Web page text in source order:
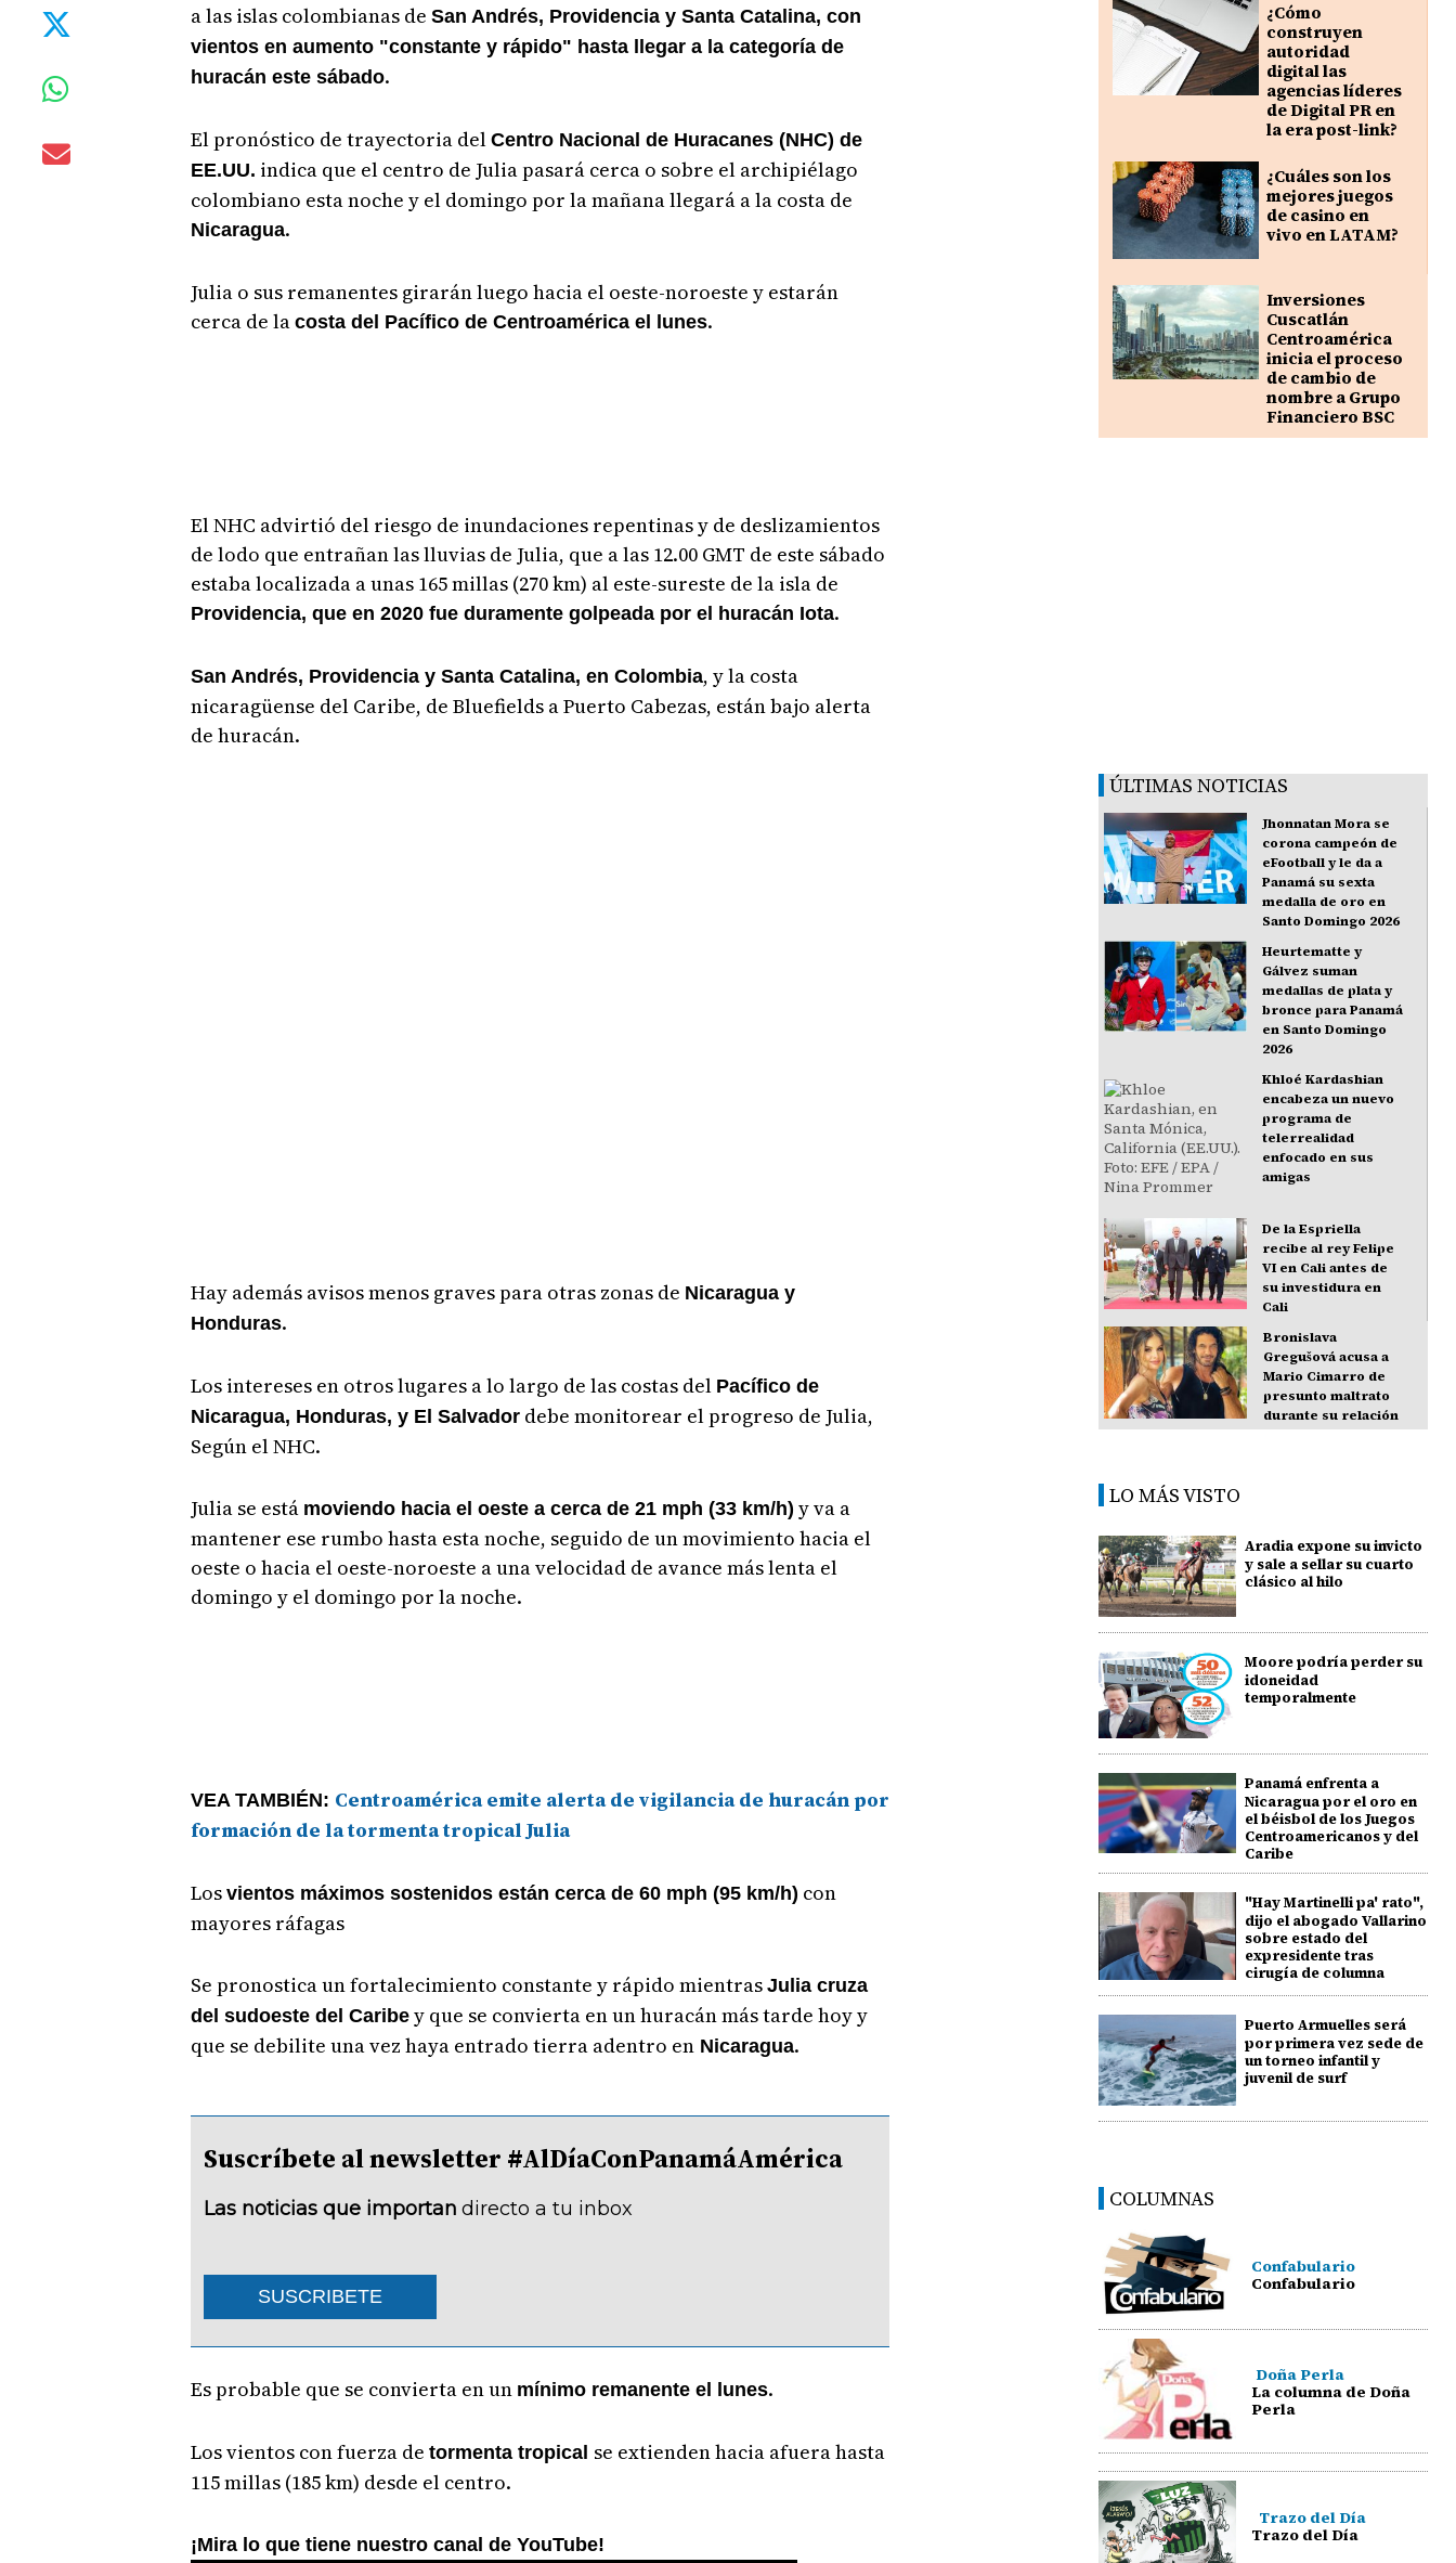
a las islas colombianas de San Andrés, Providencia y Santa Catalina, con
vientos en aumento "constante y rápido" hasta llegar a la categoría de
huracán este sábado.
El pronóstico de trayectoria del Centro Nacional de Huracanes (NHC) de
EE.UU. indica que el centro de Julia pasará cerca o sobre el archipiélago
colombiano esta noche y el domingo por la mañana llegará a la costa de
Nicaragua.
Julia o sus remanentes girarán luego hacia el oeste-noroeste y estarán
cerca de la costa del Pacífico de Centroamérica el lunes.
El NHC advirtió del riesgo de inundaciones repentinas y de deslizamientos
de lodo que entrañan las lluvias de Julia, que a las 12.00 GMT de este sábado
estaba localizada a unas 165 millas (270 km) al este-sureste de la isla de
Providencia, que en 2020 fue duramente golpeada por el huracán Iota.
San Andrés, Providencia y Santa Catalina, en Colombia, y la costa
nicaragüense del Caribe, de Bluefields a Puerto Cabezas, están bajo alerta
de huracán.
Hay además avisos menos graves para otras zonas de Nicaragua y
Honduras.
Los intereses en otros lugares a lo largo de las costas del Pacífico de
Nicaragua, Honduras, y El Salvadordebe monitorear el progreso de Julia,
Según el NHC.
Julia se está moviendo hacia el oeste a cerca de 21 mph (33 km/h) y va a
mantener ese rumbo hasta esta noche, seguido de un movimiento hacia el
oeste o hacia el oeste-noroeste a una velocidad de avance más lenta el
domingo y el domingo por la noche.
VEA TAMBIÉN: Centroamérica emite alerta de vigilancia de huracán por
formación de la tormenta tropical Julia
Los vientos máximos sostenidos están cerca de 60 mph (95 km/h) con
mayores ráfagas
Se pronostica un fortalecimiento constante y rápido mientras Julia cruza
del sudoeste del Caribey que se convierta en un huracán más tarde hoy y
que se debilite una vez haya entrado tierra adentro en Nicaragua.
Suscríbete al newsletter #AlDíaConPanamáAmérica
Las noticias que importan directo a tu inbox
SUSCRIBETE
Es probable que se convierta en un mínimo remanente el lunes.
Los vientos con fuerza de tormenta tropical se extienden hacia afuera hasta
115 millas (185 km) desde el centro.
¡Mira lo que tiene nuestro canal de YouTube!
¿Cómo
construyen
autoridad
digital las
agencias líderes
de Digital PR en
la era post-link?
¿Cuáles son los
mejores juegos
de casino en
vivo en LATAM?
Inversiones
Cuscatlán
Centroamérica
inicia el proceso
de cambio de
nombre a Grupo
Financiero BSC
ÚLTIMAS NOTICIAS
Jhonnatan Mora se
corona campeón de
eFootball y le da a
Panamá su sexta
medalla de oro en
Santo Domingo 2026
Heurtematte y
Gálvez suman
medallas de plata y
bronce para Panamá
en Santo Domingo
2026
Khloé Kardashian
encabeza un nuevo
programa de
telerrealidad
enfocado en sus
amigas
De la Espriella
recibe al rey Felipe
VI en Cali antes de
su investidura en
Cali
Bronislava
Gregušová acusa a
Mario Cimarro de
presunto maltrato
durante su relación
LO MÁS VISTO
Aradia expone su invicto
y sale a sellar su cuarto
clásico al hilo
Moore podría perder su
idoneidad
temporalmente
Panamá enfrenta a
Nicaragua por el oro en
el béisbol de los Juegos
Centroamericanos y del
Caribe
"Hay Martinelli pa' rato",
dijo el abogado Vallarino
sobre estado del
expresidente tras
cirugía de columna
Puerto Armuelles será
por primera vez sede de
un torneo infantil y
juvenil de surf
COLUMNAS
Confabulario
Confabulario
Doña Perla
La columna de Doña
Perla
Trazo del Día
Trazo del Día